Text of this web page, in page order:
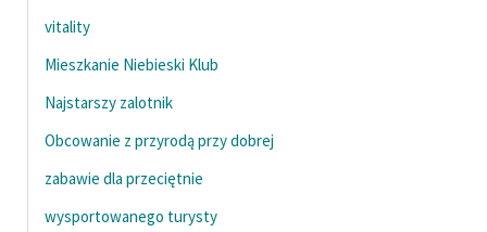
słuchania dla uczennic i
uczniów z
niepełnosprawnościami
Popularyzacja
vitality
Mieszkanie Niebieski Klub
Najstarszy zalotnik
Obcowanie z przyrodą przy dobrej
zabawie dla przeciętnie
wysportowanego turysty